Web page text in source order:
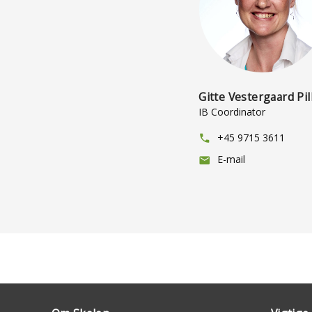
Gitte Vestergaard
IB Coordinator
phone +45 9715 3611
mail E-mail